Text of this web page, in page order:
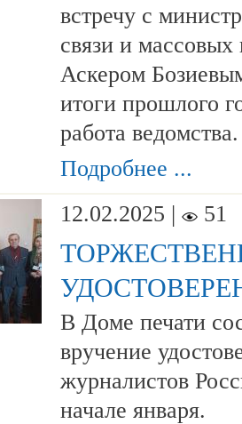
встречу с
связи и
Аскером
итоги прошлого
работа ведомства.
Подробнее ...
12.02.2025 |
51
В Доме печати
вручение
журналистов
начале января.